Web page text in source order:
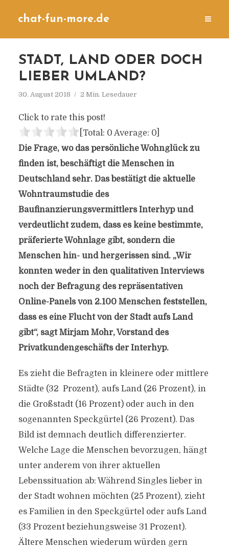
chat-fun-more.de
STADT, LAND ODER DOCH
LIEBER UMLAND?
30. August 2018 2 Min. Lesedauer
Click to rate this post!
[Total: 0 Average: 0]
Die Frage, wo das persönliche Wohnglück zu
finden ist, beschäftigt die Menschen in
Deutschland sehr. Das bestätigt die aktuelle
Wohntraumstudie des
Baufinanzierungsvermittlers Interhyp und
verdeutlicht zudem, dass es keine bestimmte,
präferierte Wohnlage gibt, sondern die
Menschen hin- und hergerissen sind. „Wir
konnten weder in den qualitativen Interviews
noch der Befragung des repräsentativen
Online-Panels von 2.100 Menschen feststellen,
dass es eine Flucht von der Stadt aufs Land
gibt“, sagt Mirjam Mohr, Vorstand des
Privatkundengeschäfts der Interhyp.
Es zieht die Befragten in kleinere oder mittlere
Städte (32 Prozent), aufs Land (26 Prozent), in
die Großstadt (16 Prozent) oder auch in den
sogenannten Speckgürtel (26 Prozent). Das
Bild ist demnach deutlich differenzierter.
Welche Lage die Menschen bevorzugen, hängt
unter anderem von ihrer aktuellen
Lebenssituation ab: Während Singles lieber in
der Stadt wohnen möchten (25 Prozent), zieht
es Familien in den Speckgürtel oder aufs Land
(33 Prozent beziehungsweise 31 Prozent).
Ältere Menschen wiederum würden gern